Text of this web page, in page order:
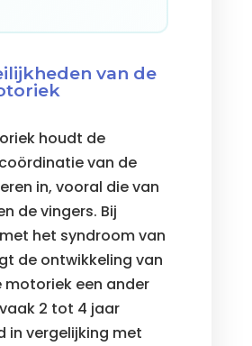
van de
houdt de
van de
in, vooral die van
de vingers. Bij
het syndroom van
de ontwikkeling van
motoriek een ander
2 tot 4 jaar
in vergelijking met